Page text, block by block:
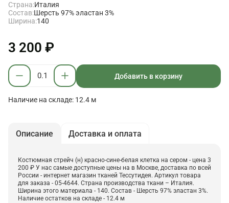
Страна:Италия
Состав:Шерсть 97% эластан 3%
Ширина:140
3 200 ₽
Добавить в корзину
Наличие на складе: 12.4 м
Описание Доставка и оплата
Костюмная стрейч (н) красно-сине-белая клетка на сером - цена 3
200 ₽ У нас самые доступные цены на в Москве, доставка по всей
России - интернет магазин тканей Тессутидея. Артикул товара
для заказа - 05-4644. Страна производства ткани – Италия.
Ширина этого материала - 140. Состав - Шерсть 97% эластан 3%.
Наличие остатков на складе - 12.4 м